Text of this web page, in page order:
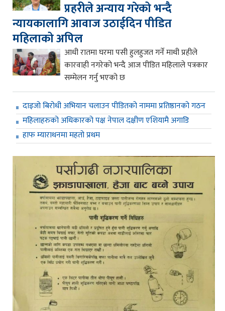
प्रहरीले अन्याय गरेको भन्दै
न्यायकालागि आवाज उठाईदिन पीडित
महिलाको अपिल
आधी रातमा घरमा पसी हुलहुजत गर्ने माथी प्रहीले
कारवाही नगरेको भन्दै आज पीडित महिलाले पत्रकार
सम्मेलन गर्नु भएको छ
दाइजो बिरोधी अभियान चलाउन पीडितको नाममा प्रतिष्ठानको गठन
महिलाहरुको अधिकारको पक्ष नेपाल दक्षीण एशियामै अगाडि
हाफ म्याराथनमा महतो प्रथम